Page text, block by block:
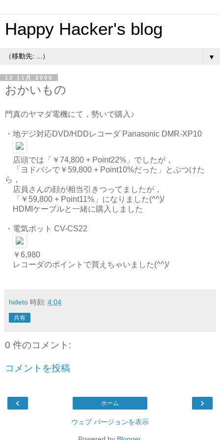
Happy Hacker's blog
▼
12 11月 2006
おかいもの
門真のヤマダ電機にて，勢いで購入♪
・地デジ対応DVD/HDDレコーダ Panasonic DMR-XP10
店頭では「￥74,800 + Point22%」でしたが，
「ヨドバシで￥59,800 + Point10%だった」とぶつけた
ら，
店員さんの顔が相当引きつってましたが，
「￥59,800 + Point11%」になりました(^^)/
HDMIケーブルと一緒に購入しました
・電気ポット CV-CS22
￥6,980
レコーダのポイントで買えちゃいました(^^)/
hideto 時刻: 4:04
共有
0 件のコメント:
コメントを投稿
‹ ›
ホーム
ウェブ バージョンを表示